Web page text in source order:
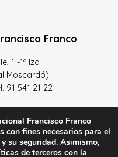
Franco
1 -1º Izq
Moscardó)
91 541 21 22
Francisco Franco
con fines necesarios para el
su seguridad. Asimismo,
de terceros con la